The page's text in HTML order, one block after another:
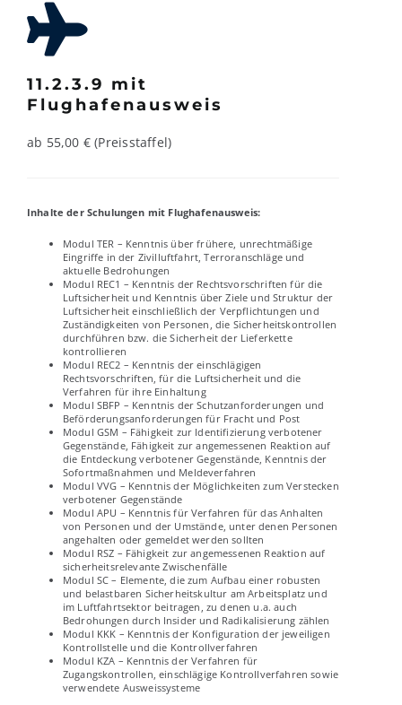
11.2.3.9 mit
Flughafenausweis
ab 55,00 € (Preisstaffel)
Inhalte der Schulungen mit Flughafenausweis:
Modul TER – Kenntnis über frühere, unrechtmäßige
Eingriffe in der Zivilluftfahrt, Terroranschläge und
aktuelle Bedrohungen
Modul REC1 – Kenntnis der Rechtsvorschriften für die
Luftsicherheit und Kenntnis über Ziele und Struktur der
Luftsicherheit einschließlich der Verpflichtungen und
Zuständigkeiten von Personen, die Sicherheitskontrollen
durchführen bzw. die Sicherheit der Lieferkette
kontrollieren
Modul REC2 – Kenntnis der einschlägigen
Rechtsvorschriften, für die Luftsicherheit und die
Verfahren für ihre Einhaltung
Modul SBFP – Kenntnis der Schutzanforderungen und
Beförderungsanforderungen für Fracht und Post
Modul GSM – Fähigkeit zur Identifizierung verbotener
Gegenstände, Fähigkeit zur angemessenen Reaktion auf
die Entdeckung verbotener Gegenstände, Kenntnis der
Sofortmaßnahmen und Meldeverfahren
Modul VVG – Kenntnis der Möglichkeiten zum Verstecken
verbotener Gegenstände
Modul APU – Kenntnis für Verfahren für das Anhalten
von Personen und der Umstände, unter denen Personen
angehalten oder gemeldet werden sollten
Modul RSZ – Fähigkeit zur angemessenen Reaktion auf
sicherheitsrelevante Zwischenfälle
Modul SC – Elemente, die zum Aufbau einer robusten
und belastbaren Sicherheitskultur am Arbeitsplatz und
im Luftfahrtsektor beitragen, zu denen u.a. auch
Bedrohungen durch Insider und Radikalisierung zählen
Modul KKK – Kenntnis der Konfiguration der jeweiligen
Kontrollstelle und die Kontrollverfahren
Modul KZA – Kenntnis der Verfahren für
Zugangskontrollen, einschlägige Kontrollverfahren sowie
verwendete Ausweissysteme